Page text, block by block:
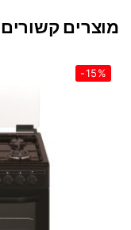
מוצרים קשורים
-15%